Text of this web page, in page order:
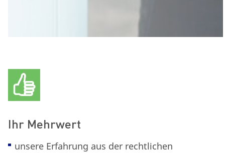
Ihr Mehrwert
unsere Erfahrung aus der rechtlichen